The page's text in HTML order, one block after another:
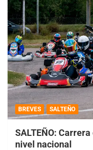
BREVES SALTEÑO
SALTEÑO:
nivel nacional